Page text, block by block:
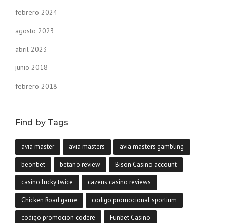
febrero 2024
agosto 2023
abril 2023
junio 2018
febrero 2018
Find by Tags
avia master avia masters avia masters gambling
beonbet betano review Bison Casino account
casino lucky twice cazeus casino reviews
Chicken Road game codigo promocional sportium
codigo promocion codere Funbet Casino